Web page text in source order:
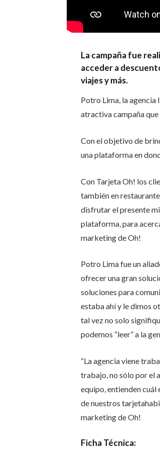
La campaña fue
acceder a
viajes y más.
Potro Lima, la
atractiva campaña
Con el objetivo de
una plataforma en
Con Tarjeta Oh! los
también en
disfrutar el presente
plataforma, para
marketing de Oh!
Potro Lima fue un
ofrecer una gran
soluciones para
estaba ahí y le dimos
tal vez no solo
podemos “leer” a la
“La agencia viene
trabajo, no sólo por el
equipo, entienden cuál
de nuestros
marketing de Oh!
FichaTécnica: